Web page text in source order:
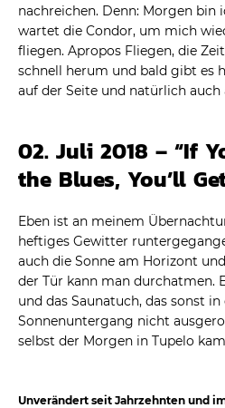
nachreichen. Denn: Morgen bin
wartet die Condor, um mich
fliegen. Apropos Fliegen, die
schnell herum und bald gibt es
auf der Seite und natürlich auch
02. Juli 2018 – “If
the Blues, You’ll
Eben ist an meinem
heftiges Gewitter
auch die Sonne am Horizont
der Tür kann man durchatmen.
und das Saunatuch, das sonst
Sonnenuntergang nicht
selbst der Morgen in Tupelo
Unverändert seit Jahrzehnten und